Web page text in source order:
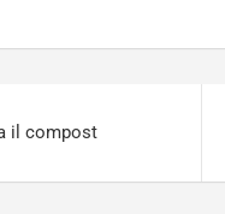
il compost